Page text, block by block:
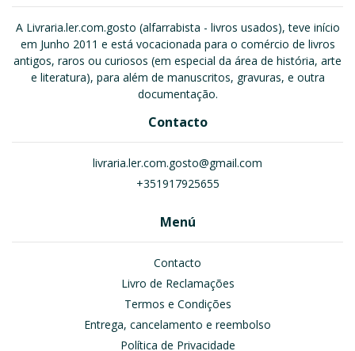
A Livraria.ler.com.gosto (alfarrabista - livros usados), teve início
em Junho 2011 e está vocacionada para o comércio de livros
antigos, raros ou curiosos (em especial da área de história, arte
e literatura), para além de manuscritos, gravuras, e outra
documentação.
Contacto
livraria.ler.com.gosto@gmail.com
+351917925655
Menú
Contacto
Livro de Reclamações
Termos e Condições
Entrega, cancelamento e reembolso
Política de Privacidade